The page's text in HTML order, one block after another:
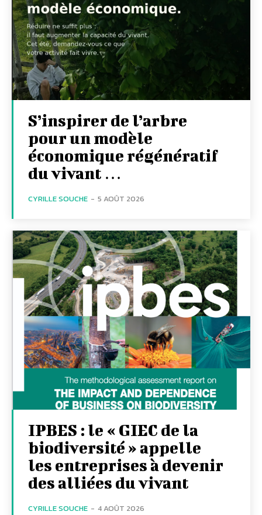
S’inspirer de l’arbre
pour un modèle
économique régénératif
du vivant …
CYRILLE SOUCHE - 5 AOÛT 2026
IPBES : le « GIEC de la
biodiversité » appelle
les entreprises à devenir
des alliées du vivant
CYRILLE SOUCHE - 4 AOÛT 2026